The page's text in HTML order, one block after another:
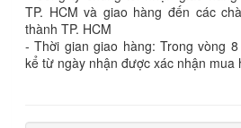
TP. HCM và giao hàng đến các
thành TP. HCM
- Thời gian giao hàng: Trong vòng
kể từ ngày nhận được xác nhận mua